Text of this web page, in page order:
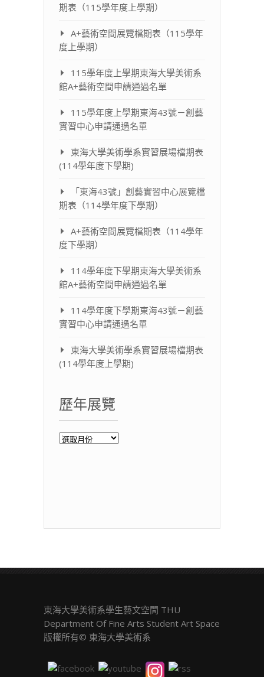
期表（115學年度上學期）
A+藝術空間展覽檔期表（115學年
度上學期）
115學年度上學期東海大學美術系
館A+藝術空間申請通過名單
115學年度上學期東海43號－創藝
實習中心申請通過名單
東海大學美術學系實習展場檔期表
(114學年度下學期)
「東海43號」創藝實習中心展覽檔
期表（114學年度下學期）
A+藝術空間展覽檔期表（114學年
度下學期）
114學年度下學期東海大學美術系
館A+藝術空間申請通過名單
114學年度下學期東海43號－創藝
實習中心申請通過名單
東海大學美術學系實習展場檔期表
(114學年度上學期)
歷年展覽
歷
東海大學美術系學生藝文空間 THU
Department Of Fine Arts Student Art Space
版權所有© 東海大學美術系